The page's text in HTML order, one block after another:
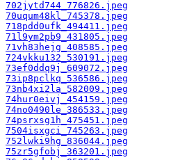
702jytd744_776826.jpeg
70uqum48kl_745378.jpeg
718pdd0ufk_494411.jpeg
71l9ym2pb9_431805.jpeg
71vh83hejg_408585.jpeg
724vkku132_530191.jpeg
73ef0ddq9j_609072.jpeg
73ip8pclkq_536586.jpeg
73nb4xi2la_582009.jpeg
74hur0eivj_454159.jpeg
74no0490le_386533.jpeg
74psrxsg1h_475451.jpeg
7504isxgci_745263.jpeg
752lwki9hg_836044.jpeg
75zr5gfobj_363201.jpeg